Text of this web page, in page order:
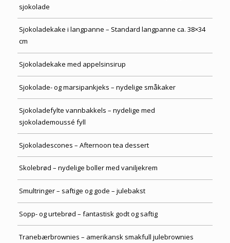
sjokolade
Sjokoladekake i langpanne – Standard langpanne ca. 38×34
cm
Sjokoladekake med appelsinsirup
Sjokolade- og marsipankjeks – nydelige småkaker
Sjokoladefylte vannbakkels – nydelige med
sjokolademoussé fyll
Sjokoladescones – Afternoon tea dessert
Skolebrød – nydelige boller med vaniljekrem
Smultringer – saftige og gode – julebakst
Sopp- og urtebrød – fantastisk godt og saftig
Tranebærbrownies – amerikansk smakfull julebrownies